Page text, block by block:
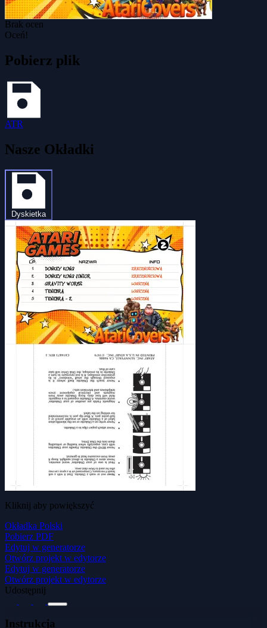
Brak ocen
Oceń!
Pobierz plik
ATR
Nasze Okładki
Dyskietka
Kliknij aby powiększyć
Okładka Polski
Pobierz PDF
Edytuj w generatorze
Otwórz projekt w edytorze
Edytuj w generatorze
Otwórz projekt w edytorze
Udostępnij
Instrukcja